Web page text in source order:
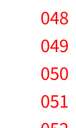
048
049
050
051